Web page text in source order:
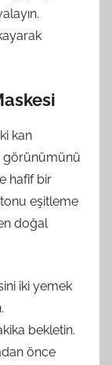
kan
görünümünü
hafif bir
eşitleme
doğal
iki yemek
bekletin.
önce